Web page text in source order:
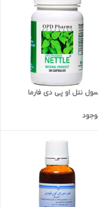
نتل او پی دی فارما